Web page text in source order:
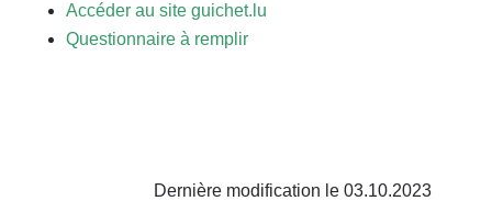
Accéder au site guichet.lu
Questionnaire à remplir
Dernière modification le 03.10.2023